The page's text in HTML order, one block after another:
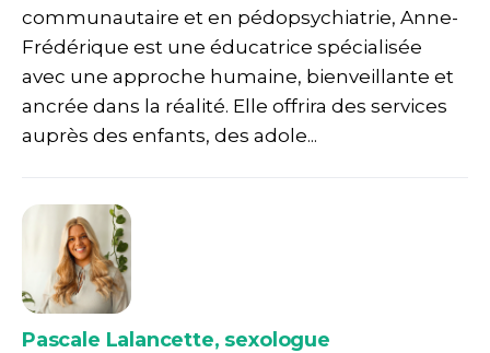
communautaire et en pédopsychiatrie, Anne-
Frédérique est une éducatrice spécialisée
avec une approche humaine, bienveillante et
ancrée dans la réalité. Elle offrira des services
auprès des enfants, des adole...
Pascale Lalancette, sexologue